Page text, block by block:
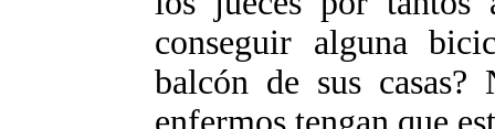
conseguir alguna
balcón de sus